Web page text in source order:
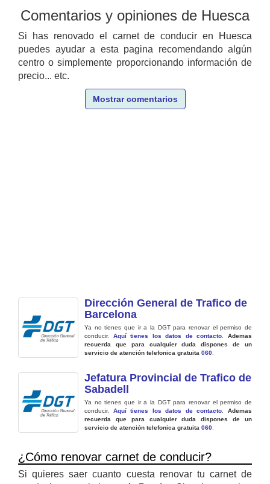
Comentarios y opiniones de Huesca
Si has renovado el carnet de conducir en Huesca
puedes ayudar a esta pagina recomendando algún
centro o simplemente proporcionando información de
precio... etc.
Mostrar comentarios
Dirección General de Trafico de
Barcelona
Ya no tienes que ir a la DGT para renovar el permiso de
conducir. Aquí tienes los datos de contacto .Ademas
recuerda que para cualquier duda dispones de un
servicio de atención telefonica gratuita 060
Jefatura Provincial de Trafico de
Sabadell
Ya no tienes que ir a la DGT para renovar el permiso de
conducir. Aquí tienes los datos de contacto .Ademas
recuerda que para cualquier duda dispones de un
servicio de atención telefonica gratuita 060
¿Cómo renovar carnet de conducir?
Si quieres saer cuanto cuesta renovar tu carnet de